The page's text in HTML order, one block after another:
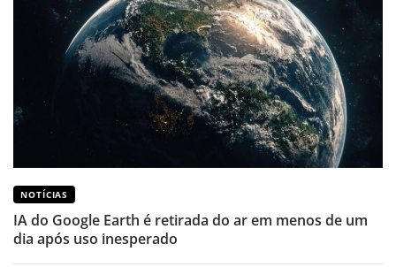
NOTÍCIAS
IA do Google Earth é retirada do ar em menos de um
dia após uso inesperado